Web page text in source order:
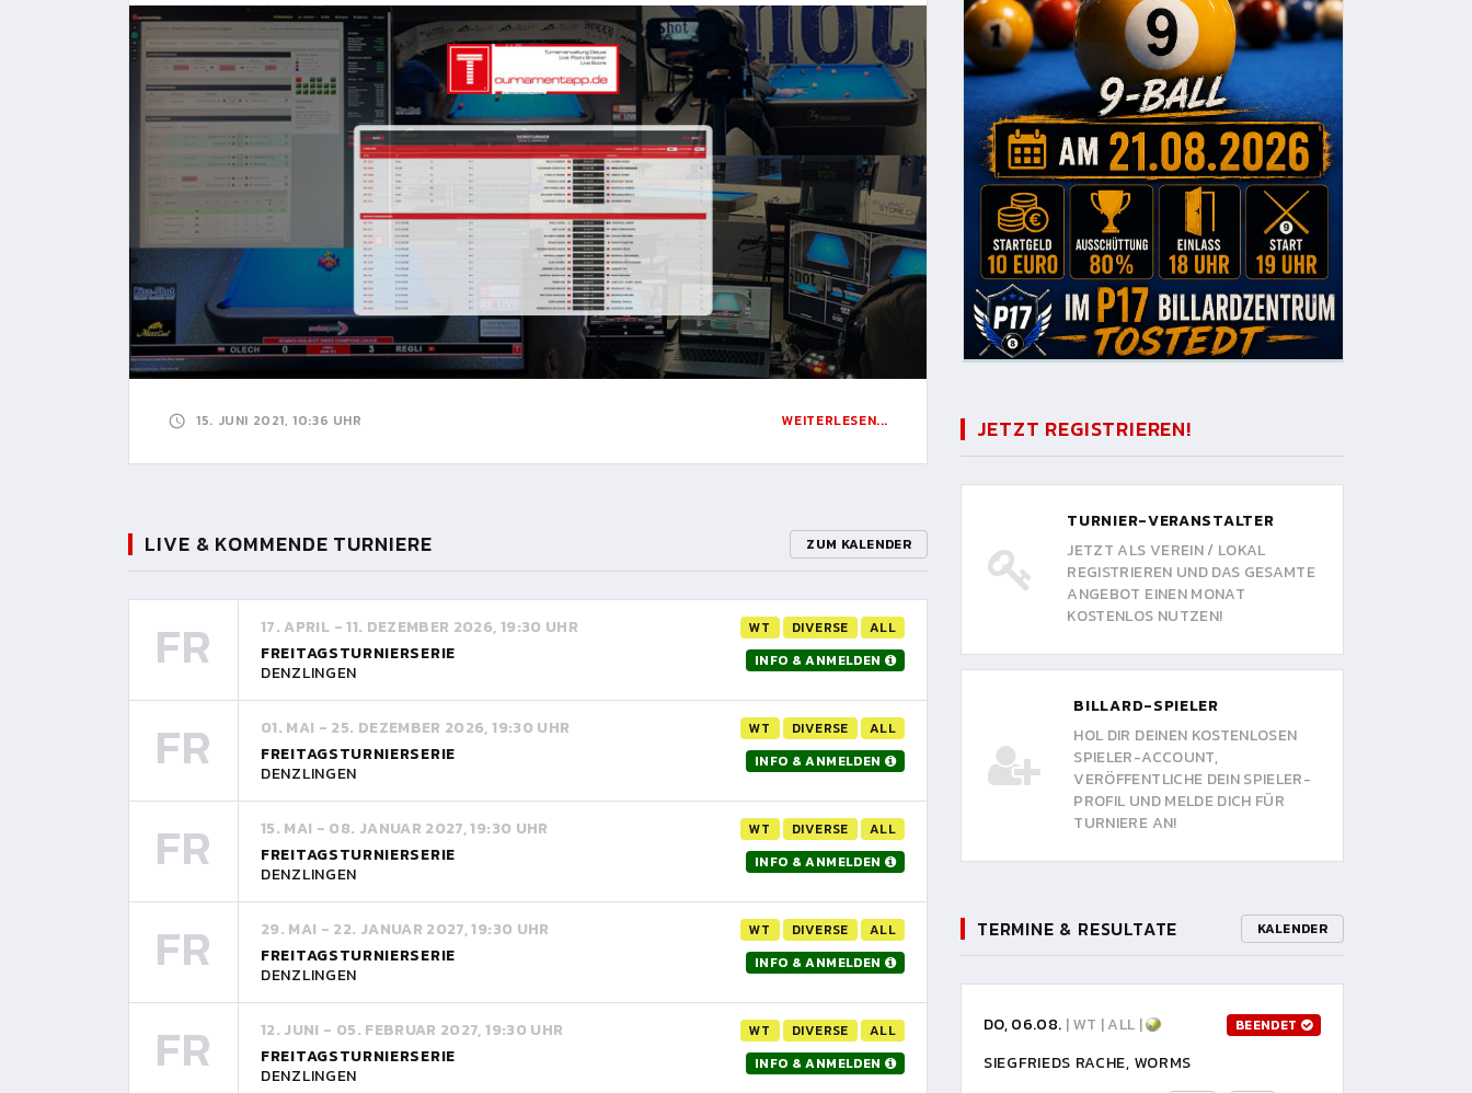
15. JUNI 2021, 10:36 UHR WEITERLESEN...
LIVE & KOMMENDE TURNIERE ZUM KALENDER
FR 17. APRIL - 11. DEZEMBER 2026, 19:30 UHR WT DIVERSE ALL
FREITAGSTURNIERSERIE
DENZLINGEN
INFO & ANMELDEN
FR 01. MAI - 25. DEZEMBER 2026, 19:30 UHR WT DIVERSE ALL
FREITAGSTURNIERSERIE
DENZLINGEN
INFO & ANMELDEN
FR 15. MAI - 08. JANUAR 2027, 19:30 UHR WT DIVERSE ALL
FREITAGSTURNIERSERIE
DENZLINGEN
INFO & ANMELDEN
FR 29. MAI - 22. JANUAR 2027, 19:30 UHR WT DIVERSE ALL
FREITAGSTURNIERSERIE
DENZLINGEN
INFO & ANMELDEN
FR 12. JUNI - 05. FEBRUAR 2027, 19:30 UHR WT DIVERSE ALL
FREITAGSTURNIERSERIE
DENZLINGEN
INFO & ANMELDEN
JETZT REGISTRIEREN!
TURNIER-VERANSTALTER
JETZT ALS VEREIN / LOKAL
REGISTRIEREN UND DAS GESAMTE
ANGEBOT EINEN MONAT
KOSTENLOS NUTZEN!
BILLARD-SPIELER
HOL DIR DEINEN KOSTENLOSEN
SPIELER-ACCOUNT,
VERÖFFENTLICHE DEIN SPIELER-
PROFIL UND MELDE DICH FÜR
TURNIERE AN!
TERMINE & RESULTATE KALENDER
DO, 06.08. | WT | ALL | BEENDET
SIEGFRIEDS RACHE, WORMS